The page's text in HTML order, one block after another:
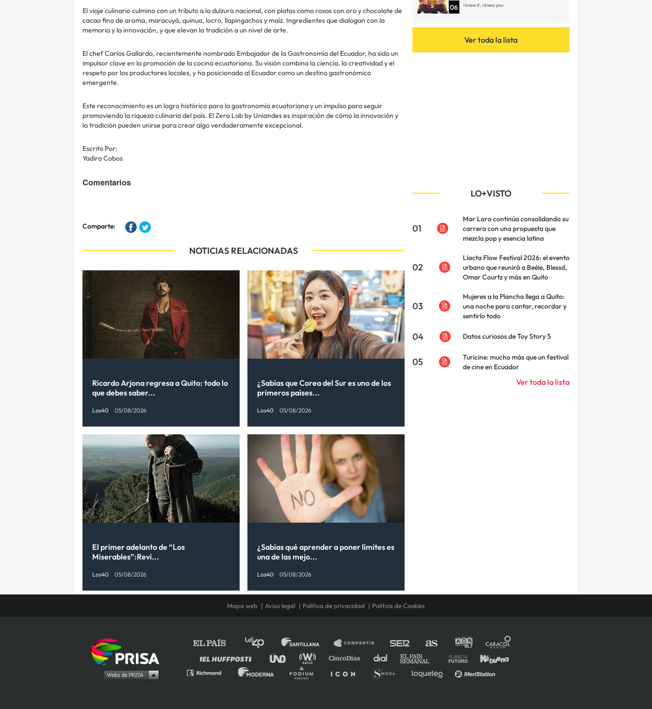
El viaje culinario culmina con un tributo a la dulzura nacional, con platos como rosas con oro y chocolate de
cacao fino de aroma, maracuyá, quinua, locro, llapingachos y maíz. Ingredientes que dialogan con la
memoria y la innovación, y que elevan la tradición a un nivel de arte.
El chef Carlos Gallardo, recientemente nombrado Embajador de la Gastronomía del Ecuador, ha sido un
impulsor clave en la promoción de la cocina ecuatoriana. Su visión combina la ciencia, la creatividad y el
respeto por los productores locales, y ha posicionado al Ecuador como un destino gastronómico
emergente.
Este reconocimiento es un logro histórico para la gastronomía ecuatoriana y un impulso para seguir
promoviendo la riqueza culinaria del país. El Zero Lab by Uniandes es inspiración de cómo la innovación y
la tradición pueden unirse para crear algo verdaderamente excepcional.
Escrito Por:
Yadira Cobos
Comentarios
Comparte:
NOTICIAS RELACIONADAS
Ricardo Arjona regresa a Quito: todo lo
que debes saber...
Los40 05/08/2026
¿Sabías que Corea del Sur es uno de los
primeros países...
Los40 05/08/2026
El primer adelanto de “Los
Miserables”:Revi...
Los40 05/08/2026
¿Sabías qué aprender a poner límites es
una de las mejo...
Los40 05/08/2026
06 I knew it, i knew you
Ver toda la lista
LO+VISTO
01
Mar Lara continúa consolidando su
carrera con una propuesta que
mezcla pop y esencia latina
02
Llacta Flow Festival 2026: el evento
urbano que reunirá a Beéle, Blessd,
Omar Courtz y más en Quito
03
Mujeres a la Plancha llega a Quito:
una noche para cantar, recordar y
sentirlo todo
04 Datos curiosos de Toy Story 5
05
Turicine: mucho más que un festival
de cine en Ecuador
Ver toda la lista
Mapa web Aviso legal Política de privacidad Política de Cookies